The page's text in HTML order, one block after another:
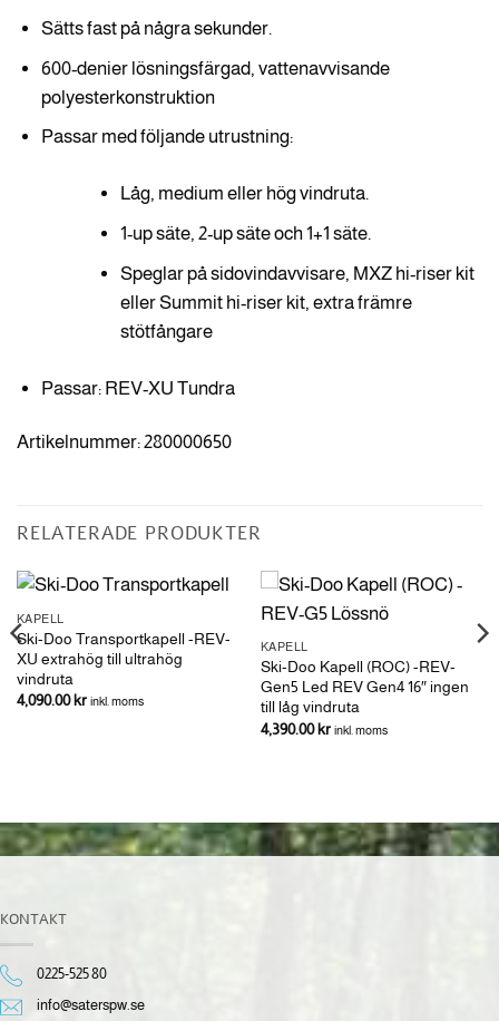
Sätts fast på några sekunder.
600-denier lösningsfärgad, vattenavvisande
polyesterkonstruktion
Passar med följande utrustning:
Låg, medium eller hög vindruta.
1-up säte, 2-up säte och 1+1 säte.
Speglar på sidovindavvisare, MXZ hi-riser kit
eller Summit hi-riser kit, extra främre
stötfångare
Passar: REV-XU Tundra
Artikelnummer: 280000650
RELATERADE PRODUKTER
KAPELL
Ski-Doo Transportkapell -REV-
XU extrahög till ultrahög
vindruta
4,090.00kr inkl. moms
KAPELL
Ski-Doo Kapell (ROC) -REV-
Gen5 Led REV Gen4 16″ ingen
till låg vindruta
4,390.00kr inkl. moms
KONTAKT
0225-525 80
info@saterspw.se